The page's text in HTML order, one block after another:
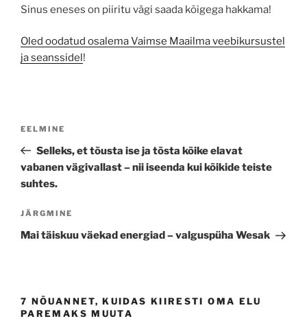
Sinus eneses on piiritu vägi saada kõigega hakkama!
Oled oodatud osalema Vaimse Maailma veebikursustel
ja seanssidel!
Previous
Post
EELMINE
Selleks, et tõusta ise ja tõsta kõike elavat
vabanen vägivallast – nii iseenda kui kõikide teiste
suhtes.
Next
Post
JÄRGMINE
Mai täiskuu väekad energiad – valguspüha Wesak
7 NÕUANNET, KUIDAS KIIRESTI OMA ELU
PAREMAKS MUUTA